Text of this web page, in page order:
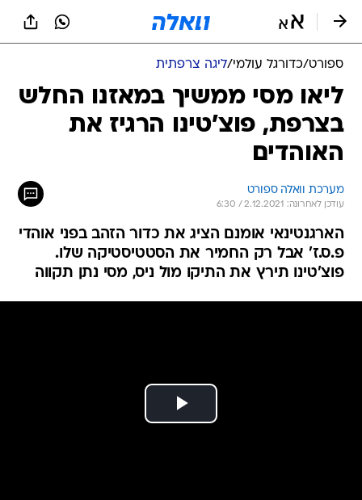
ספורט/כדורגל עולמי/ליגה צרפתית
ליאו מסי ממשיך במאזנו החלש
בצרפת, פוצ'טינו הרגיז את
האוהדים
מערכת וואלה ספורט
עודכן לאחרונה: 2.12.2021 / 6:30
הארגנטינאי אומנם הציג את כדור הזהב בפני אוהדי
פ.ס.ז' אבל רק החמיר את הסטטיסטיקה שלו.
פוצ'טינו תירץ את התיקו מול ניס, מסי נתן תקווה